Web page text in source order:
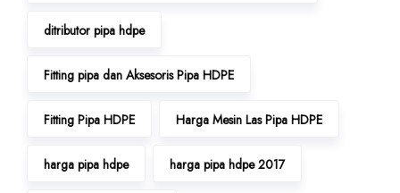
ditributor pipa hdpe
Fitting pipa dan Aksesoris Pipa HDPE
Fitting Pipa HDPE Harga Mesin Las Pipa HDPE
harga pipa hdpe harga pipa hdpe 2017